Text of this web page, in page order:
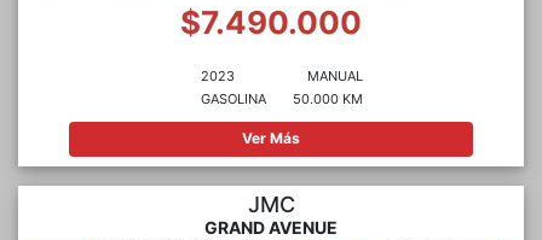
$7.490.000
2023
GASOLINA
MANUAL
50.000 KM
Ver Más
JMC
GRAND AVENUE